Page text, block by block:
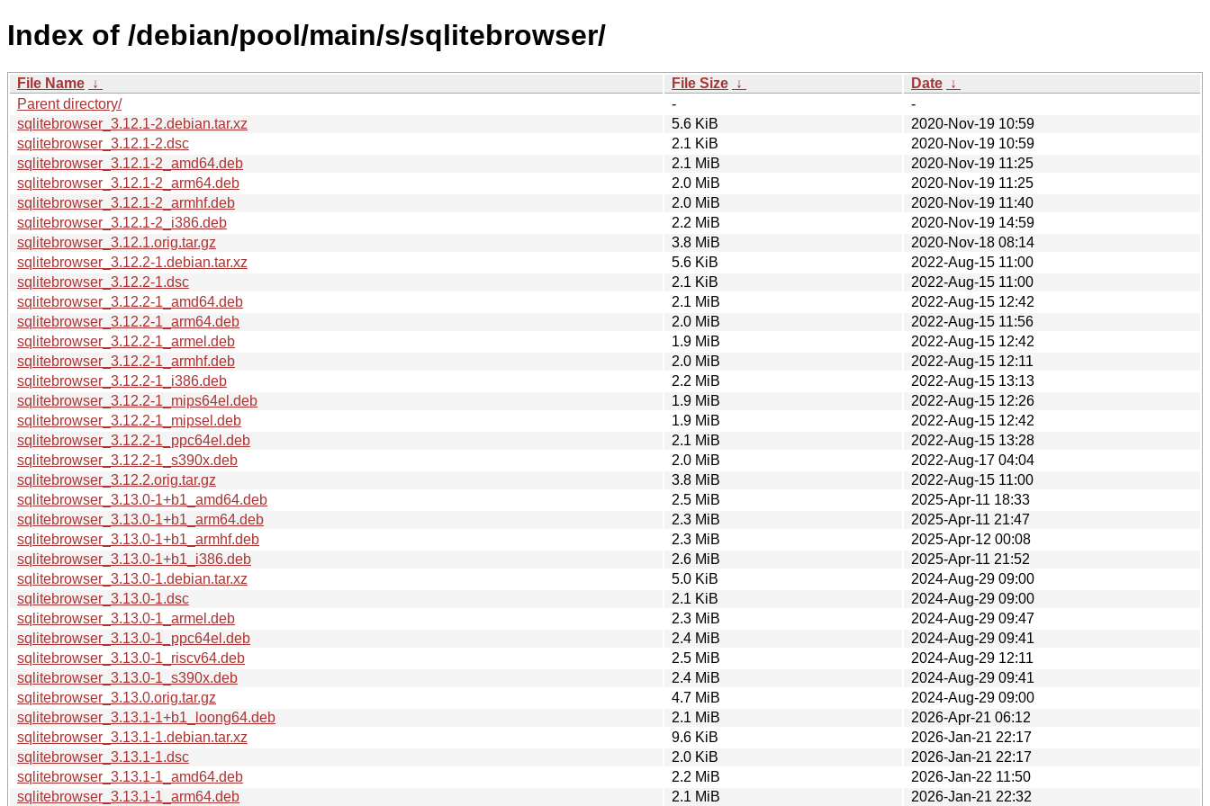
Index of /debian/pool/main/s/sqlitebrowser/
File Name ↓ File Size ↓ Date ↓
Parent directory/
-
-
sqlitebrowser_3.12.1-2.debian.tar.xz
5.6 KiB
2020-Nov-19 10:59
sqlitebrowser_3.12.1-2.dsc
2.1 KiB
2020-Nov-19 10:59
sqlitebrowser_3.12.1-2_amd64.deb
2.1 MiB
2020-Nov-19 11:25
sqlitebrowser_3.12.1-2_arm64.deb
2.0 MiB
2020-Nov-19 11:25
sqlitebrowser_3.12.1-2_armhf.deb
2.0 MiB
2020-Nov-19 11:40
sqlitebrowser_3.12.1-2_i386.deb
2.2 MiB
2020-Nov-19 14:59
sqlitebrowser_3.12.1.orig.tar.gz
3.8 MiB
2020-Nov-18 08:14
sqlitebrowser_3.12.2-1.debian.tar.xz
5.6 KiB
2022-Aug-15 11:00
sqlitebrowser_3.12.2-1.dsc
2.1 KiB
2022-Aug-15 11:00
sqlitebrowser_3.12.2-1_amd64.deb
2.1 MiB
2022-Aug-15 12:42
sqlitebrowser_3.12.2-1_arm64.deb
2.0 MiB
2022-Aug-15 11:56
sqlitebrowser_3.12.2-1_armel.deb
1.9 MiB
2022-Aug-15 12:42
sqlitebrowser_3.12.2-1_armhf.deb
2.0 MiB
2022-Aug-15 12:11
sqlitebrowser_3.12.2-1_i386.deb
2.2 MiB
2022-Aug-15 13:13
sqlitebrowser_3.12.2-1_mips64el.deb
1.9 MiB
2022-Aug-15 12:26
sqlitebrowser_3.12.2-1_mipsel.deb
1.9 MiB
2022-Aug-15 12:42
sqlitebrowser_3.12.2-1_ppc64el.deb
2.1 MiB
2022-Aug-15 13:28
sqlitebrowser_3.12.2-1_s390x.deb
2.0 MiB
2022-Aug-17 04:04
sqlitebrowser_3.12.2.orig.tar.gz
3.8 MiB
2022-Aug-15 11:00
sqlitebrowser_3.13.0-1+b1_amd64.deb
2.5 MiB
2025-Apr-11 18:33
sqlitebrowser_3.13.0-1+b1_arm64.deb
2.3 MiB
2025-Apr-11 21:47
sqlitebrowser_3.13.0-1+b1_armhf.deb
2.3 MiB
2025-Apr-12 00:08
sqlitebrowser_3.13.0-1+b1_i386.deb
2.6 MiB
2025-Apr-11 21:52
sqlitebrowser_3.13.0-1.debian.tar.xz
5.0 KiB
2024-Aug-29 09:00
sqlitebrowser_3.13.0-1.dsc
2.1 KiB
2024-Aug-29 09:00
sqlitebrowser_3.13.0-1_armel.deb
2.3 MiB
2024-Aug-29 09:47
sqlitebrowser_3.13.0-1_ppc64el.deb
2.4 MiB
2024-Aug-29 09:41
sqlitebrowser_3.13.0-1_riscv64.deb
2.5 MiB
2024-Aug-29 12:11
sqlitebrowser_3.13.0-1_s390x.deb
2.4 MiB
2024-Aug-29 09:41
sqlitebrowser_3.13.0.orig.tar.gz
4.7 MiB
2024-Aug-29 09:00
sqlitebrowser_3.13.1-1+b1_loong64.deb
2.1 MiB
2026-Apr-21 06:12
sqlitebrowser_3.13.1-1.debian.tar.xz
9.6 KiB
2026-Jan-21 22:17
sqlitebrowser_3.13.1-1.dsc
2.0 KiB
2026-Jan-21 22:17
sqlitebrowser_3.13.1-1_amd64.deb
2.2 MiB
2026-Jan-22 11:50
sqlitebrowser_3.13.1-1_arm64.deb
2.1 MiB 2026-Jan-21 22:32